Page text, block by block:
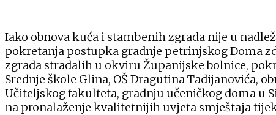
Iako obnova kuća i stambenih zgrada nije u
pokretanja postupka gradnje petrinjskog Doma
zgrada stradalih u okviru Županijske bolnice,
Srednje škole Glina, OŠ Dragutina Tadijanovića,
Učiteljskog fakulteta, gradnju učeničkog doma u
na pronalaženje kvalitetnijih uvjeta smještaja